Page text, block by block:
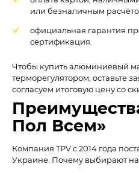
или безналичным
официальная гарантия
сертификация.
Чтобы купить алюминиевый
терморегулятором, оставьте
согласуем итоговую цену со
Пол Всем»
Компания TPV с 2014 года
Украине. Почему выбирают